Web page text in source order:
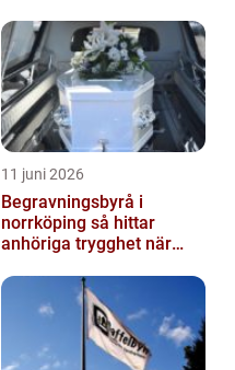
11 juni 2026
Begravningsbyrå i
norrköping så hittar
anhöriga trygghet när